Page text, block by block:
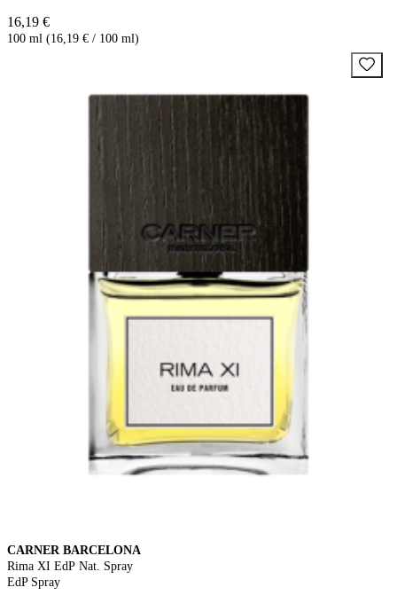
16,19 €
100 ml (16,19 € / 100 ml)
CARNER BARCELONA
Rima XI EdP Nat. Spray
EdP Spray